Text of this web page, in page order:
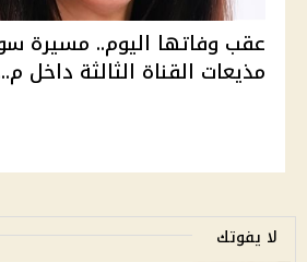
عقب وفاتها اليوم.. مسيرة
مذيعات القناة الثالثة داخل
لا يفوتك